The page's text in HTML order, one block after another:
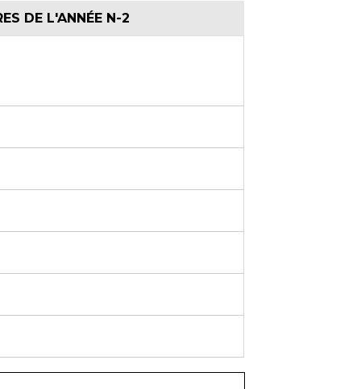
DE L'ANNÉE N-2